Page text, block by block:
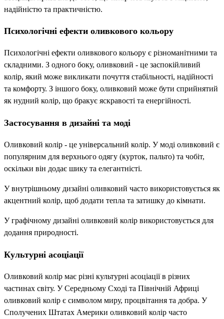
надійністю та практичністю.
Психологічні ефекти оливкового кольору
Психологічні ефекти оливкового кольору є різноманітними та
складними. З одного боку, оливковий - це заспокійливий
колір, який може викликати почуття стабільності, надійності
та комфорту. З іншого боку, оливковий може бути сприйнятий
як нудний колір, що бракує яскравості та енергійності.
Застосування в дизайні та моді
Оливковий колір - це універсальний колір. У моді оливковий є
популярним для верхнього одягу (курток, пальто) та чобіт,
оскільки він додає шику та елегантністі.
У внутрішньому дизайні оливковий часто використовується як
акцентний колір, щоб додати тепла та затишку до кімнати.
У графічному дизайні оливковий колір використовується для
додання природності.
Культурні асоціації
Оливковий колір має різні культурні асоціації в різних
частинах світу. У Середньому Сході та Північній Африці
оливковий колір є символом миру, процвітання та добра. У
Сполучених Штатах Америки оливковий колір часто